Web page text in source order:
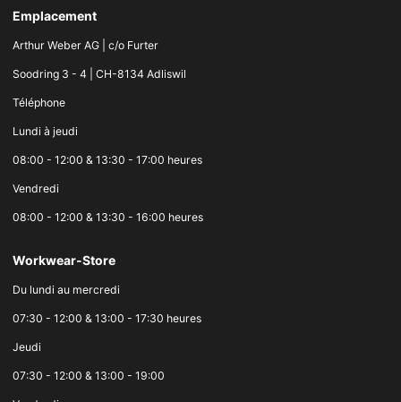
Emplacement
Arthur Weber AG | c/o Furter
Soodring 3 - 4 | CH-8134 Adliswil
Téléphone
Lundi à jeudi
08:00 - 12:00 & 13:30 - 17:00 heures
Vendredi
08:00 - 12:00 & 13:30 - 16:00 heures
Workwear-Store
Du lundi au mercredi
07:30 - 12:00 & 13:00 - 17:30 heures
Jeudi
07:30 - 12:00 & 13:00 - 19:00